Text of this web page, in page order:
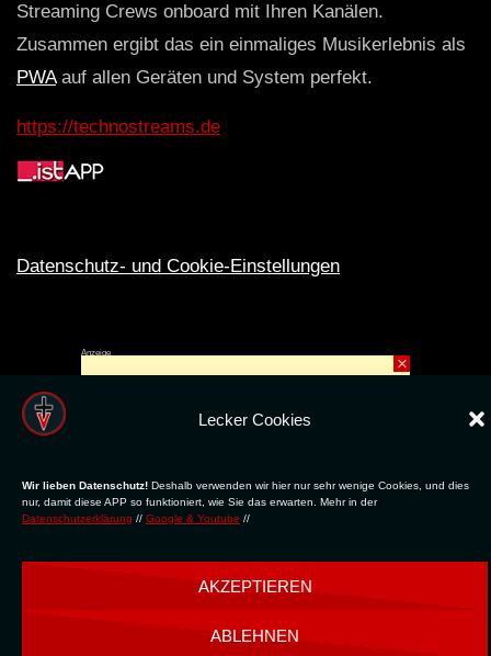
Lecker Cookies
Wir lieben Datenschutz! Deshalb verwenden wir hier nur sehr wenige Cookies, und dies
nur, damit diese APP so funktioniert, wie Sie das erwarten. Mehr in der
Datenschutzerklärung // Google & Youtube //
AKZEPTIEREN
ABLEHNEN
Streaming Crews onboard mit Ihren Kanälen.
Zusammen ergibt das ein einmaliges Musikerlebnis als
PWAauf allen Geräten und System perfekt.
https://technostreams.de
Datenschutz- und Cookie-Einstellungen
Anzeige
×